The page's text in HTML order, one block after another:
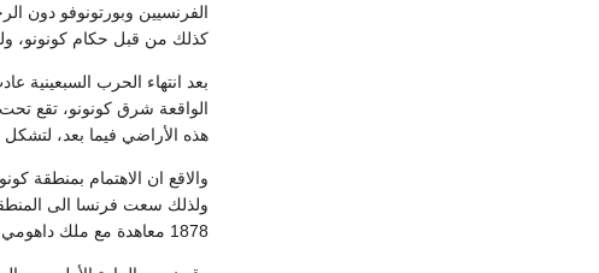
الفرنسيين وبورتونوفو دون
كذلك من قبل حكام كونونو، ولكن رغم عودة نشاط فرنسا الى
هذه الأراضي فيما بعد، لتشكل
والاقع ان الاهتمام بمنطقة
1878 معاهدة مع ملك داهومي وأخرى مع ملك كونونو للفرنسيين وتم تقبول تعيين نائب فرنسي في كل من ويده وكونونو (2).